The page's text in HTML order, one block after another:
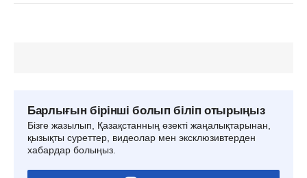
Барлығын бірінші болып біліп отырыңыз
Бізге жазылып, Қазақстанның өзекті жаңалықтарынан,
қызықты суреттер, видеолар мен эксклюзивтерден
хабардар болыңыз.